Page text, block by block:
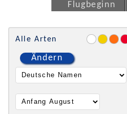
Flugbeginn
Alle Arten
Ändern